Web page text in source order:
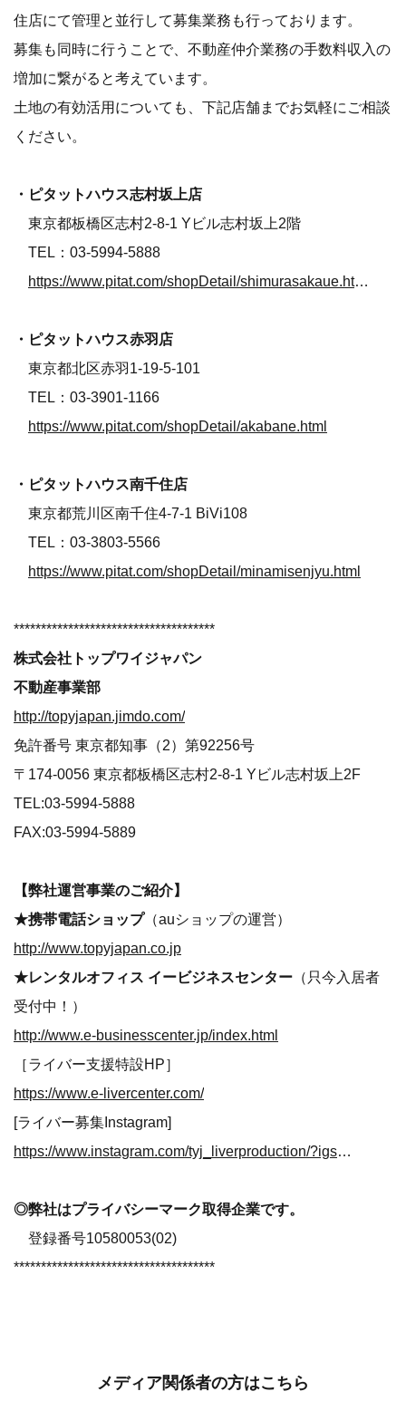
住店にて管理と並行して募集業務も行っております。
募集も同時に行うことで、不動産仲介業務の手数料収入の
増加に繋がると考えています。
土地の有効活用についても、下記店舗までお気軽にご相談
ください。
・ピタットハウス志村坂上店
東京都板橋区志村2-8-1 Yビル志村坂上2階
TEL：03-5994-5888
https://www.pitat.com/shopDetail/shimurasakaue.html
・ピタットハウス赤羽店
東京都北区赤羽1-19-5-101
TEL：03-3901-1166
https://www.pitat.com/shopDetail/akabane.html
・ピタットハウス南千住店
東京都荒川区南千住4-7-1 BiVi108
TEL：03-3803-5566
https://www.pitat.com/shopDetail/minamisenjyu.html
*************************************
株式会社トップワイジャパン
不動産事業部
http://topyjapan.jimdo.com/
免許番号 東京都知事（2）第92256号
〒174-0056 東京都板橋区志村2-8-1 Yビル志村坂上2F
TEL:03-5994-5888
FAX:03-5994-5889
【弊社運営事業のご紹介】
★携帯電話ショップ（auショップの運営）
http://www.topyjapan.co.jp
★レンタルオフィス イービジネスセンター （只今入居者
受付中！）
http://www.e-businesscenter.jp/index.html
［ライバー支援特設HP］
https://www.e-livercenter.com/
[ライバー募集Instagram]
https://www.instagram.com/tyj_liverproduction/?igshid=10y10rg0vvess
◎弊社はプライバシーマーク取得企業です。
登録番号10580053(02)
*************************************
メディア関係者の方はこちら